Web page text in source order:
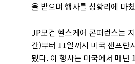
을 받으며 행사를 성황리에 마
JP모건 헬스케어 콘퍼런스는
간)부터 11일까지 미국 샌프란
됐다. 이 행사는 미국에서 매년